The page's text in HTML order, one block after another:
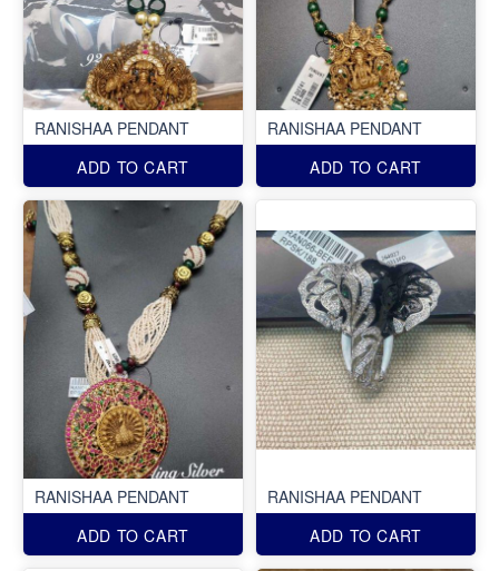
RANISHAA PENDANT
ADD TO CART
RANISHAA PENDANT
ADD TO CART
RANISHAA PENDANT
ADD TO CART
RANISHAA PENDANT
ADD TO CART